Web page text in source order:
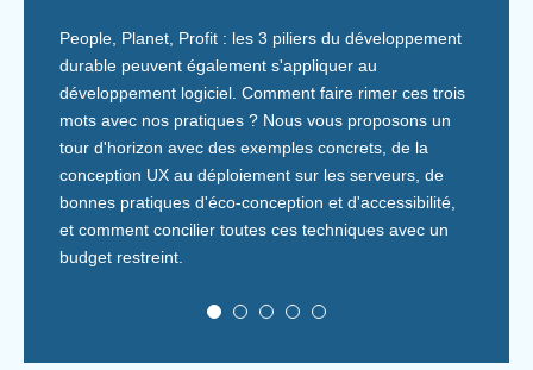
People, Planet, Profit : les 3 piliers du développement
durable peuvent également s'appliquer au
développement logiciel. Comment faire rimer ces trois
mots avec nos pratiques ? Nous vous proposons un
tour d'horizon avec des exemples concrets, de la
conception UX au déploiement sur les serveurs, de
bonnes pratiques d'éco-conception et d'accessibilité,
et comment concilier toutes ces techniques avec un
budget restreint.